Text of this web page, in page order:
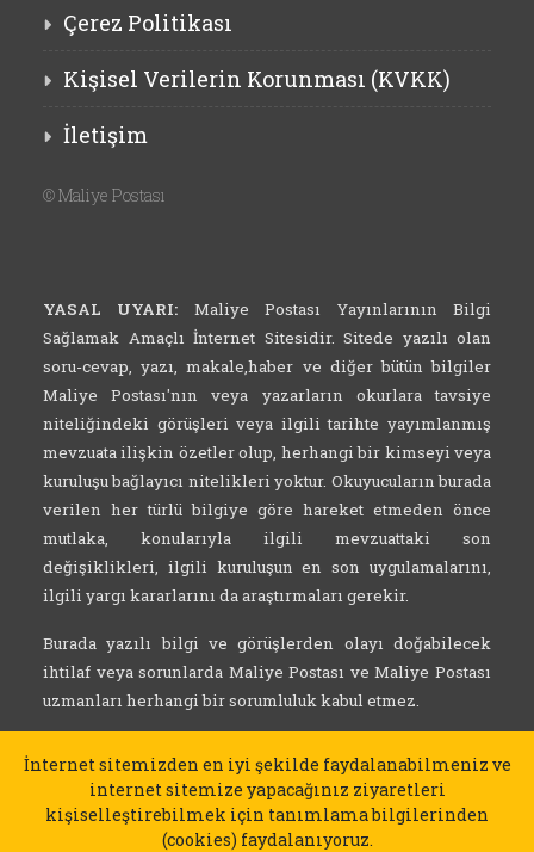
Çerez Politikası
Kişisel Verilerin Korunması (KVKK)
İletişim
©Maliye Postası
YASAL UYARI: Maliye Postası Yayınlarının Bilgi
Sağlamak Amaçlı İnternet Sitesidir. Sitede yazılı olan
soru-cevap, yazı, makale,haber ve diğer bütün bilgiler
Maliye Postası'nın veya yazarların okurlara tavsiye
niteliğindeki görüşleri veya ilgili tarihte yayımlanmış
mevzuata ilişkin özetler olup, herhangi bir kimseyi veya
kuruluşu bağlayıcı nitelikleri yoktur. Okuyucuların burada
verilen her türlü bilgiye göre hareket etmeden önce
mutlaka, konularıyla ilgili mevzuattaki son
değişiklikleri, ilgili kuruluşun en son uygulamalarını,
ilgili yargı kararlarını da araştırmaları gerekir.
Burada yazılı bilgi ve görüşlerden olayı doğabilecek
ihtilaf veya sorunlarda Maliye Postası ve Maliye Postası
uzmanları herhangi bir sorumluluk kabul etmez.
İnternet sitemizden en iyi şekilde faydalanabilmeniz ve
internet sitemize yapacağınız ziyaretleri
kişiselleştirebilmek için tanımlama bilgilerinden
(cookies) faydalanıyoruz.